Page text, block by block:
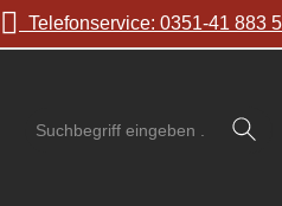
Hauptinhalt springen
Zur Suche springen
Zur Hauptnavigation springen
Telefonservice: 0351-41 883